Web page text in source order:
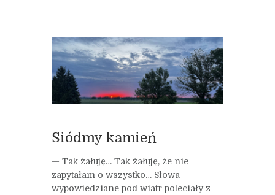
Siódmy kamień
— Tak żałuję… Tak żałuję, że nie
zapytałam o wszystko… Słowa
wypowiedziane pod wiatr poleciały z